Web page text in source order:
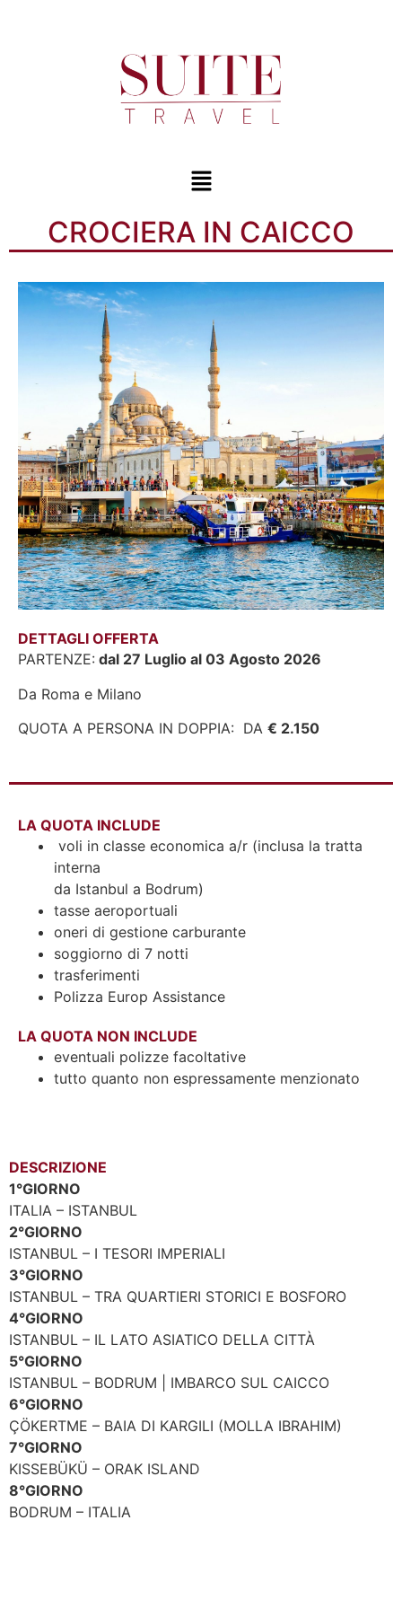
CROCIERA IN CAICCO
DETTAGLI OFFERTA
PARTENZE: dal 27 Luglio al 03 Agosto 2026
Da Roma e Milano
QUOTA A PERSONA IN DOPPIA: DA € 2.150
LA QUOTA INCLUDE
voli in classe economica a/r (inclusa la tratta
interna
da Istanbul a Bodrum)
tasse aeroportuali
oneri di gestione carburante
soggiorno di 7 notti
trasferimenti
Polizza Europ Assistance
LA QUOTA NON INCLUDE
eventuali polizze facoltative
tutto quanto non espressamente menzionato
DESCRIZIONE
1°GIORNO
ITALIA – ISTANBUL
2°GIORNO
ISTANBUL – I TESORI IMPERIALI
3°GIORNO
ISTANBUL – TRA QUARTIERI STORICI E BOSFORO
4°GIORNO
ISTANBUL – IL LATO ASIATICO DELLA CITTÀ
5°GIORNO
ISTANBUL – BODRUM | IMBARCO SUL CAICCO
6°GIORNO
ÇÖKERTME – BAIA DI KARGILI (MOLLA IBRAHIM)
7°GIORNO
KISSEBÜKÜ – ORAK ISLAND
8°GIORNO
BODRUM – ITALIA